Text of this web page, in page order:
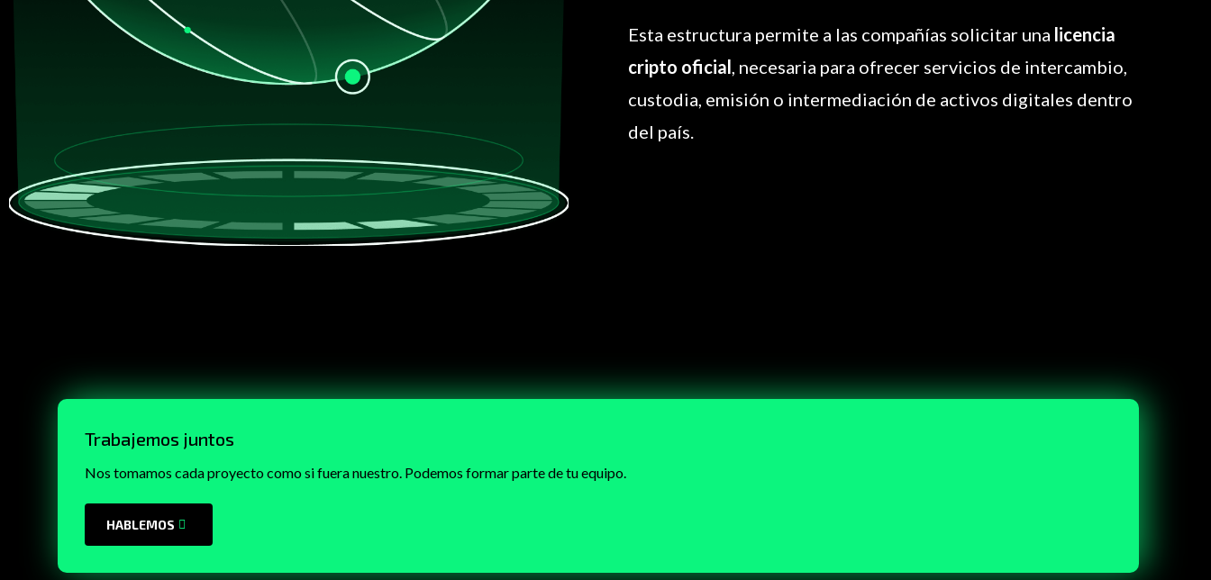
Esta estructura permite a las compañías solicitar una licencia
cripto oficial, necesaria para ofrecer servicios de intercambio,
custodia, emisión o intermediación de activos digitales dentro
del país.
Trabajemos juntos
Nos tomamos cada proyecto como si fuera nuestro. Podemos formar parte de tu equipo.
HABLEMOS